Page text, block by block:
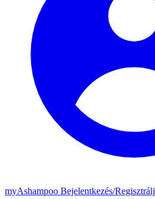
myAshampoo Bejelentkezés/Regisztrálj